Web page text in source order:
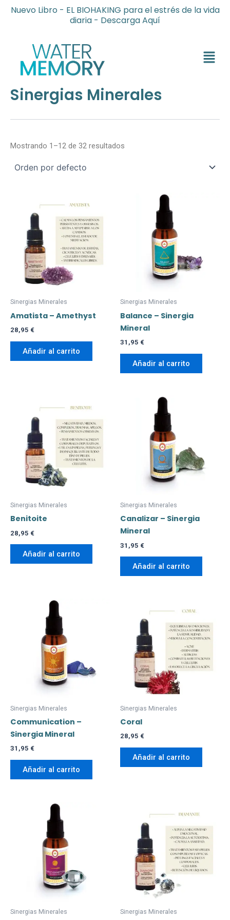
Nuevo Libro - EL BIOHAKING para el estrés de la vida
diaria - Descarga Aquí
Menú
Sinergias Minerales
Mostrando 1–12 de 32 resultados
Sinergias Minerales
Amatista – Amethyst
28,95 €
Añadir al carrito
Sinergias Minerales
Balance – Sinergia
Mineral
31,95 €
Añadir al carrito
Sinergias Minerales
Benitoite
28,95 €
Añadir al carrito
Sinergias Minerales
Canalizar – Sinergia
Mineral
31,95 €
Añadir al carrito
Sinergias Minerales
Communication –
Sinergia Mineral
31,95 €
Añadir al carrito
Sinergias Minerales
Coral
28,95 €
Añadir al carrito
Sinergias Minerales Sinergias Minerales